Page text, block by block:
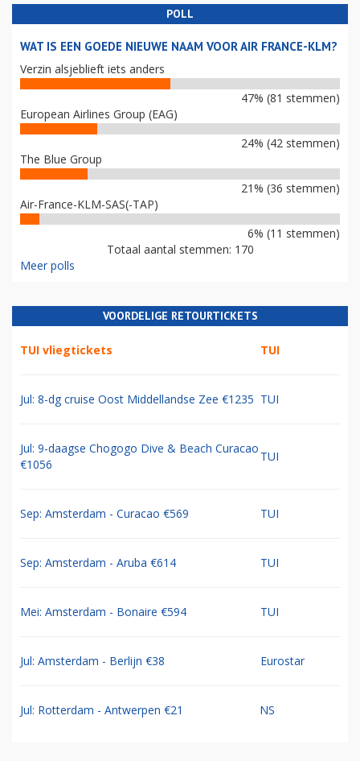
POLL
WAT IS EEN GOEDE NIEUWE NAAM VOOR AIR FRANCE-KLM?
Verzin alsjeblieft iets anders
47% (81 stemmen)
European Airlines Group (EAG)
24% (42 stemmen)
The Blue Group
21% (36 stemmen)
Air-France-KLM-SAS(-TAP)
6% (11 stemmen)
Totaal aantal stemmen: 170
Meer polls
VOORDELIGE RETOURTICKETS
TUI vliegtickets TUI
Jul: 8-dg cruise Oost Middellandse Zee €1235 TUI
Jul: 9-daagse Chogogo Dive & Beach Curacao
€1056
TUI
Sep: Amsterdam - Curacao €569 TUI
Sep: Amsterdam - Aruba €614 TUI
Mei: Amsterdam - Bonaire €594 TUI
Jul: Amsterdam - Berlijn €38 Eurostar
Jul: Rotterdam - Antwerpen €21 NS